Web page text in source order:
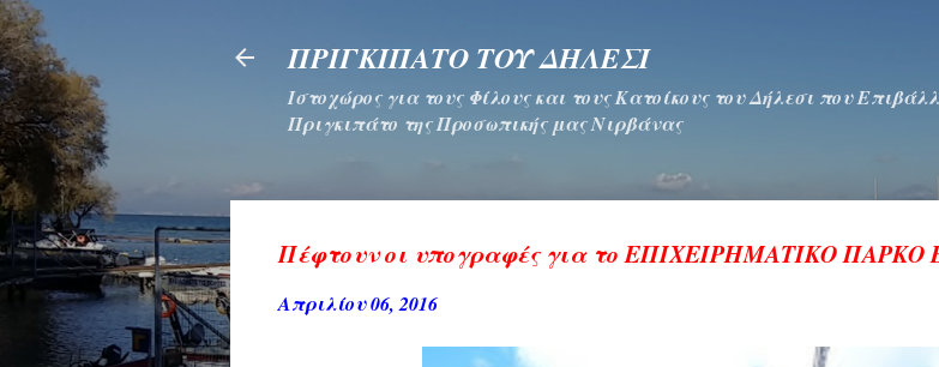
ΠΡΙΓΚΙΠΑΤΟ ΤΟΥ ΔΗΛΕΣΙ
Ιστοχώρος για τους Φίλους και τους Κατοίκους του Δήλεσι που
Πριγκιπάτο της Προσωπικής μας Νιρβάνας
Πέφτουν οι υπογραφές για το ΕΠΙΧΕΙΡΗΜΑΤΙΚΟ
Απριλίου 06, 2016